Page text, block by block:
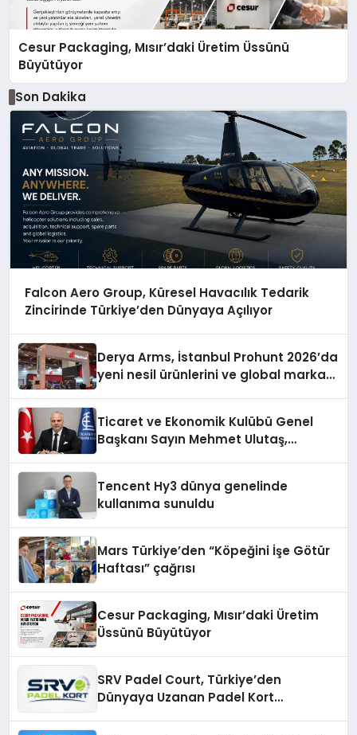
Cesur Packaging, Mısır’daki Üretim Üssünü
Büyütüyor
Son Dakika
Falcon Aero Group, Küresel Havacılık Tedarik
Zincirinde Türkiye’den Dünyaya Açılıyor
Derya Arms, İstanbul Prohunt 2026’da
yeni nesil ürünlerini ve global marka
Ticaret ve Ekonomik Kulübü Genel
Başkanı Sayın Mehmet Ulutaş,
Tencent Hy3 dünya genelinde
kullanıma sunuldu
Mars Türkiye’den “Köpeğini İşe Götür
Haftası” çağrısı
Cesur Packaging, Mısır’daki Üretim
Üssünü Büyütüyor
SRV Padel Court, Türkiye’den
Dünyaya Uzanan Padel Kort